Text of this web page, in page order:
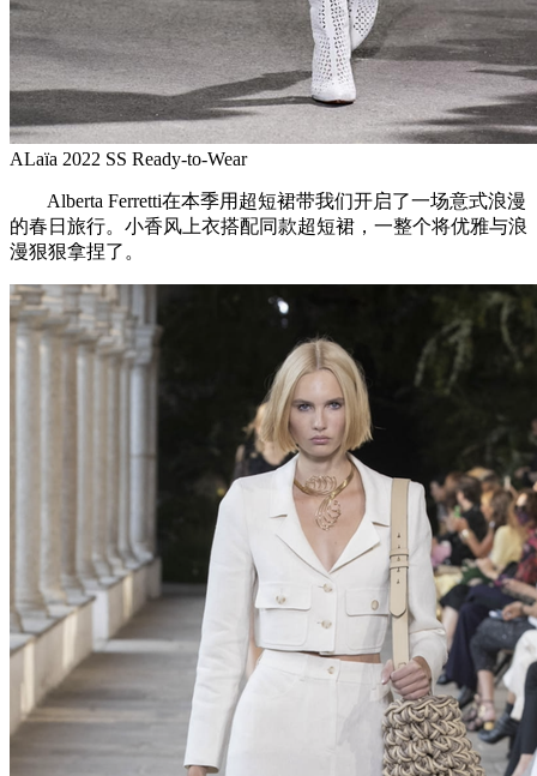
ALaïa 2022 SS Ready-to-Wear
Alberta Ferretti在本季用超短裙带我们开启了一场意式浪漫
的春日旅行。小香风上衣搭配同款超短裙，一整个将优雅与浪
漫狠狠拿捏了。